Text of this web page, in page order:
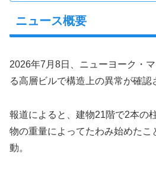
ニュース概要
2026年7月8日、ニューヨーク・
る高層ビルで構造上の異常が確認
報道によると、建物21階で2本の
物の重量によってたわみ始めたこ
動。